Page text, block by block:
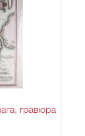
гравюра